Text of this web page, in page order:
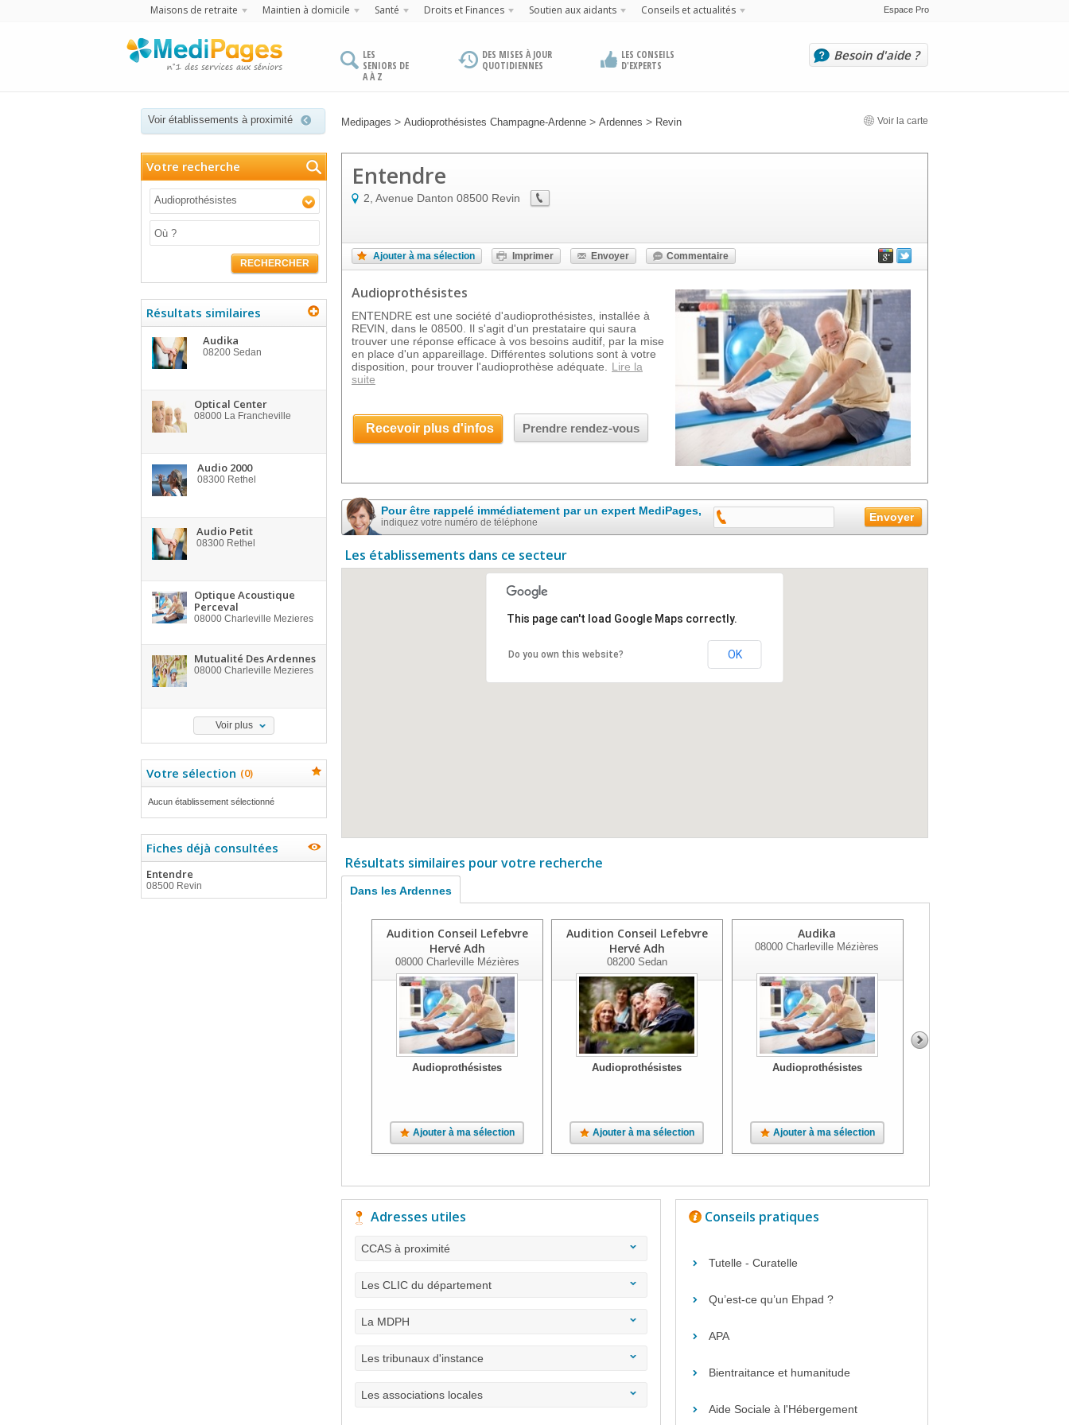
Maisons de retraite Maintien à domicile Santé Droits et Finances Soutien aux aidants Conseils et actualités Espace Pro
LES
SENIORS DE
A À Z
DES MISES À JOUR
QUOTIDIENNES
LES CONSEILS
D'EXPERTS
Besoin d'aide ?
Voir établissements à proximité Medipages > Audioprothésistes Champagne-Ardenne > Ardennes > Revin Voir la carte
Votre recherche
Audioprothésistes
RECHERCHER
Résultats similaires
Audika
08200 Sedan
Optical Center
08000 La Francheville
Audio 2000
08300 Rethel
Audio Petit
08300 Rethel
Optique Acoustique
Perceval
08000 Charleville Mezieres
Mutualité Des Ardennes
08000 Charleville Mezieres
Voir plus
Votre sélection (0)
Aucun établissement sélectionné
Fiches déjà consultées
Entendre
08500 Revin
Entendre
2, Avenue Danton 08500 Revin
Ajouter à ma sélection Imprimer Envoyer Commentaire
Audioprothésistes
ENTENDRE est une société d'audioprothésistes, installée à
REVIN, dans le 08500. Il s'agit d'un prestataire qui saura
trouver une réponse efficace à vos besoins auditif, par la mise
en place d'un appareillage. Différentes solutions sont à votre
disposition, pour trouver l'audioprothèse adéquate.
Lire la
suite
Recevoir plus d'infos Prendre rendez-vous
Pour être rappelé immédiatement par un expert MediPages,
indiquez votre numéro de téléphone
Les établissements dans ce secteur
This page can't load Google Maps correctly.
Do you own this website? OK
Résultats similaires pour votre recherche
Dans les Ardennes
Audition Conseil Lefebvre
Hervé Adh
08000Charleville Mézières
Audioprothésistes
Ajouter à ma sélection
Audition Conseil Lefebvre
Hervé Adh
08200Sedan
Audioprothésistes
Ajouter à ma sélection
Audika
08000 Charleville Mézières
Audioprothésistes
Ajouter à ma sélection
Adresses utiles
CCAS à proximité
Les CLIC du département
La MDPH
Les tribunaux d'instance
Les associations locales
Conseils pratiques
Tutelle - Curatelle
Qu’est-ce qu’un Ehpad ?
APA
Bientraitance et humanitude
Aide Sociale à l'Hébergement